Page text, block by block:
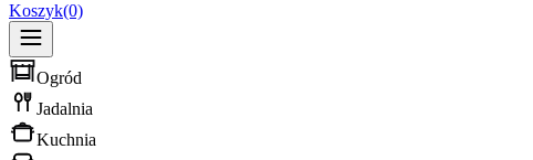
Koszyk(0)
Ogród
Jadalnia
Kuchnia